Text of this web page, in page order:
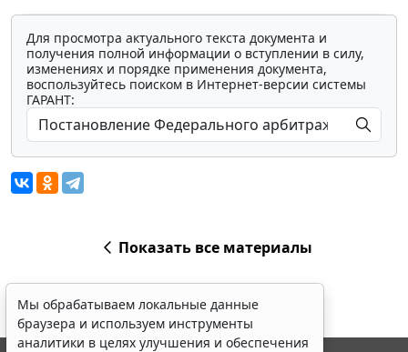
Для просмотра актуального текста документа и
получения полной информации о вступлении в силу,
изменениях и порядке применения документа,
воспользуйтесь поиском в Интернет-версии системы
ГАРАНТ:
Показать все материалы
Мы обрабатываем локальные данные
браузера и используем инструменты
аналитики в целях улучшения и обеспечения